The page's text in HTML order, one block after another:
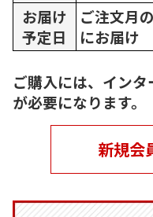
お届け
予定日
ご注文月
にお届け
ご購入には、インタ
が必要になります。
新規会